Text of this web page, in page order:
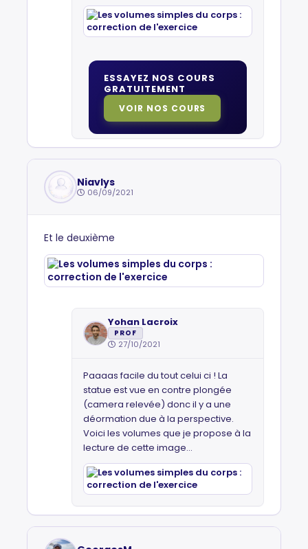
ESSAYEZ NOS COURS
GRATUITEMENT
VOIR NOS COURS
Niavlys
06/09/2021
Et le deuxième
Yohan Lacroix
PROF
27/10/2021
Paaaas facile du tout celui ci ! La
statue est vue en contre plongée
(camera relevée) donc il y a une
déormation due à la perspective.
Voici les volumes que je propose à la
lecture de cette image...